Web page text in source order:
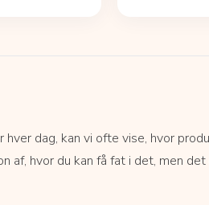
dag, kan vi ofte vise, hvor
af, hvor du kan få fat i det, men det